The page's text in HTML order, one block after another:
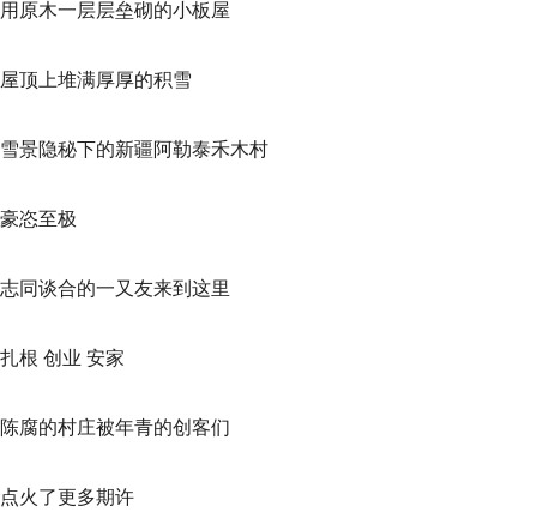
用原木一层层垒砌的小板屋
屋顶上堆满厚厚的积雪
雪景隐秘下的新疆阿勒泰禾木村
豪恣至极
志同谈合的一又友来到这里
扎根 创业 安家
陈腐的村庄被年青的创客们
点火了更多期许